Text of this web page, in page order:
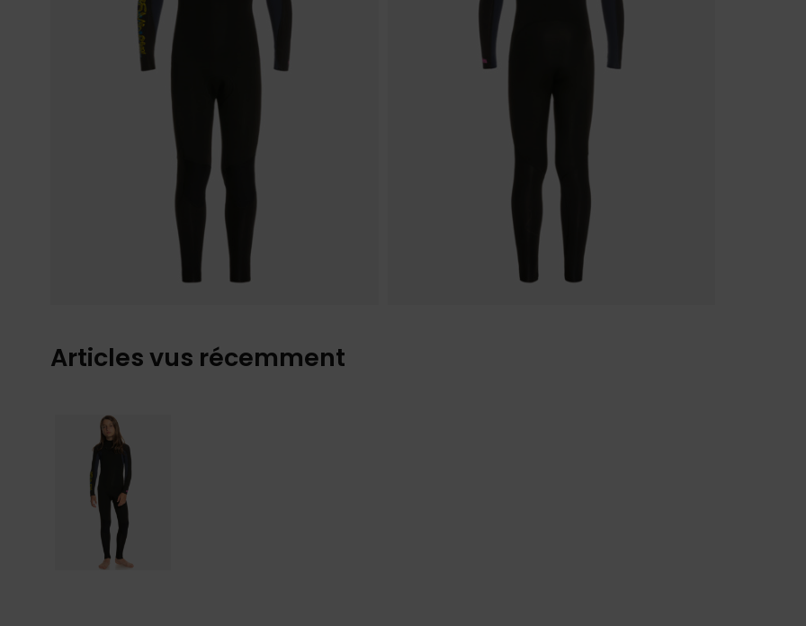
Articles vus récemment